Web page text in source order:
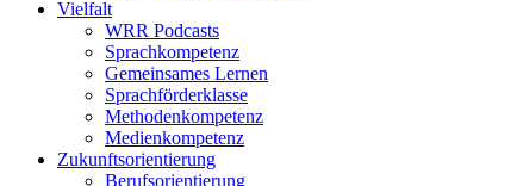
Vielfalt
WRR Podcasts
Sprachkompetenz
Gemeinsames Lernen
Sprachförderklasse
Methodenkompetenz
Medienkompetenz
Zukunftsorientierung
Berufsorientierung